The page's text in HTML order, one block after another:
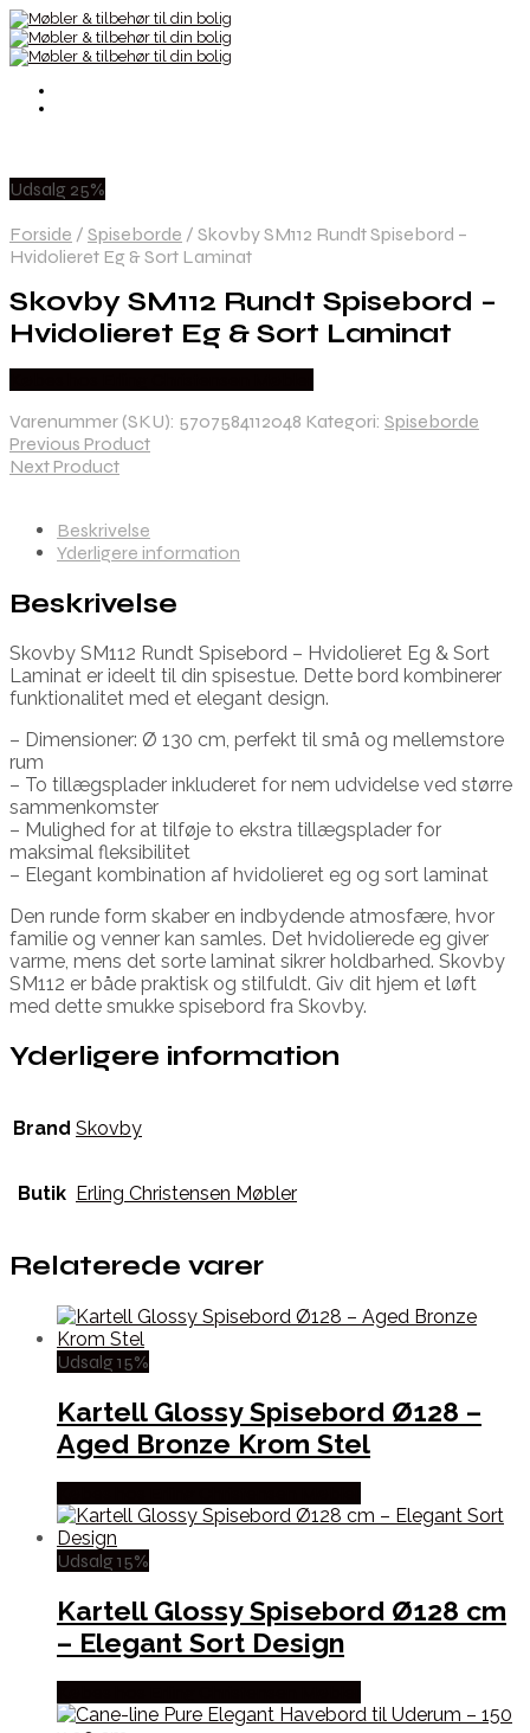
Udsalg 25%
Forside / Spiseborde / Skovby SM112 Rundt Spisebord –
Hvidolieret Eg & Sort Laminat
Skovby SM112 Rundt Spisebord –
Hvidolieret Eg & Sort Laminat
Varenummer (SKU): 5707584112048 Kategori: Spiseborde
Previous Product
Next Product
Beskrivelse
Yderligere information
Beskrivelse
Skovby SM112 Rundt Spisebord – Hvidolieret Eg & Sort
Laminat er ideelt til din spisestue. Dette bord kombinerer
funktionalitet med et elegant design.
– Dimensioner: Ø 130 cm, perfekt til små og mellemstore
rum
– To tillægsplader inkluderet for nem udvidelse ved større
sammenkomster
– Mulighed for at tilføje to ekstra tillægsplader for
maksimal fleksibilitet
– Elegant kombination af hvidolieret eg og sort laminat
Den runde form skaber en indbydende atmosfære, hvor
familie og venner kan samles. Det hvidolierede eg giver
varme, mens det sorte laminat sikrer holdbarhed. Skovby
SM112 er både praktisk og stilfuldt. Giv dit hjem et løft
med dette smukke spisebord fra Skovby.
Yderligere information
Brand Skovby
Butik Erling Christensen Møbler
Relaterede varer
Udsalg 15%
Kartell Glossy Spisebord Ø128 –
Aged Bronze Krom Stel
Udsalg 15%
Kartell Glossy Spisebord Ø128 cm
– Elegant Sort Design